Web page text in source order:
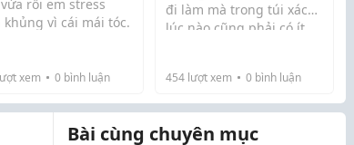
rồi em stress
khủng vì cái mái tóc.
đã thế da đầu
đã bóng dầu) mà
tóc lại khô xơ như...
xem 0 bình luận
đi làm mà trong túi xách
lúc nào cũng phải có ít
scrunchies đủ màu
không ạ? Thậm chí trên
cổ tay tui lúc nào cũ...
454lượt xem 0bình luận
Bài cùng chuyên mục